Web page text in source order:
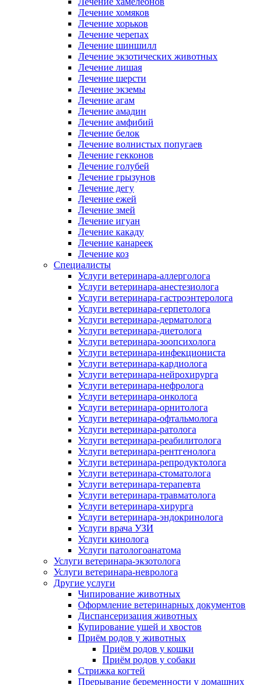
Лечение хомяков
Лечение хорьков
Лечение черепах
Лечение шиншилл
Лечение экзотических животных
Лечение лишая
Лечение шерсти
Лечение экземы
Лечение агам
Лечение амадин
Лечение амфибий
Лечение белок
Лечение волнистых попугаев
Лечение гекконов
Лечение голубей
Лечение грызунов
Лечение дегу
Лечение ежей
Лечение змей
Лечение игуан
Лечение какаду
Лечение канареек
Лечение коз
Специалисты
Услуги ветеринара-аллерголога
Услуги ветеринара-анестезиолога
Услуги ветеринара-гастроэнтеролога
Услуги ветеринара-герпетолога
Услуги ветеринара-дерматолога
Услуги ветеринара-диетолога
Услуги ветеринара-зоопсихолога
Услуги ветеринара-инфекциониста
Услуги ветеринара-кардиолога
Услуги ветеринара-нейрохирурга
Услуги ветеринара-нефролога
Услуги ветеринара-онколога
Услуги ветеринара-орнитолога
Услуги ветеринара-офтальмолога
Услуги ветеринара-ратолога
Услуги ветеринара-реабилитолога
Услуги ветеринара-рентгенолога
Услуги ветеринара-репродуктолога
Услуги ветеринара-стоматолога
Услуги ветеринара-терапевта
Услуги ветеринара-травматолога
Услуги ветеринара-хирурга
Услуги ветеринара-эндокринолога
Услуги врача УЗИ
Услуги кинолога
Услуги патологоанатома
Услуги ветеринара-экзотолога
Услуги ветеринара-невролога
Другие услуги
Чипирование животных
Оформление ветеринарных документов
Диспансеризация животных
Купирование ушей и хвостов
Приём родов у животных
Приём родов у кошки
Приём родов у собаки
Стрижка когтей
Прерывание беременности у домашних